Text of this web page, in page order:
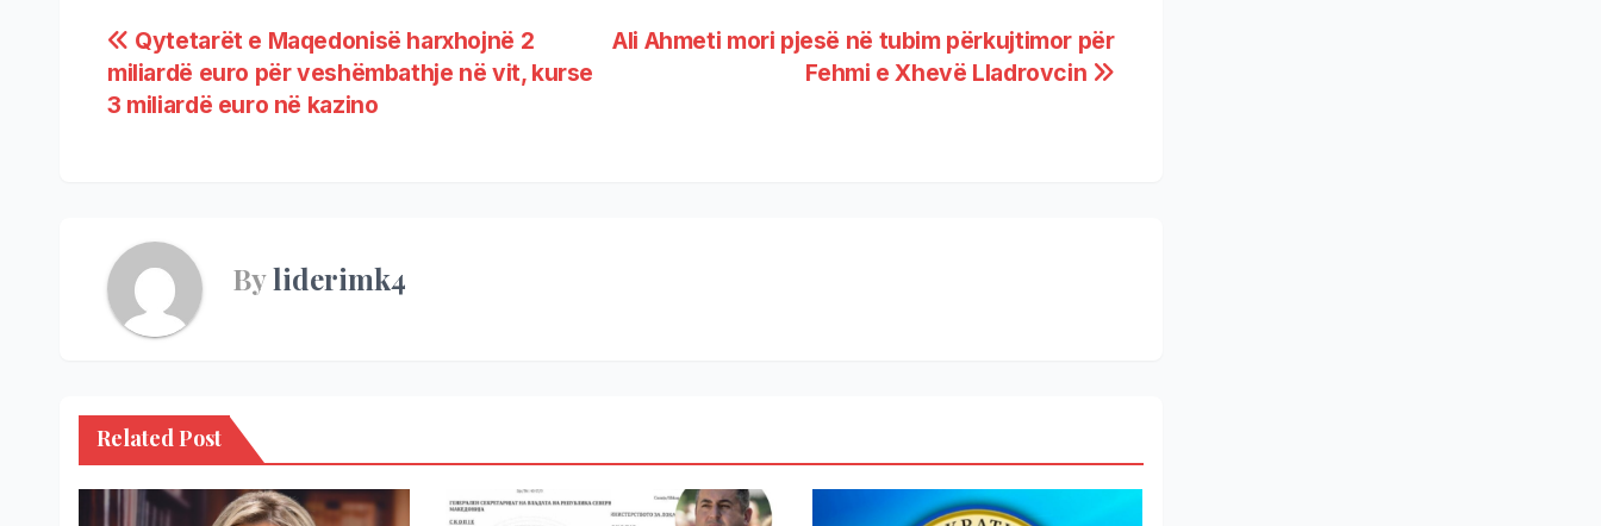
Ali Ahmeti mori pjesë në tubim përkujtimor për
Fehmi e Xhevë Lladrovcin
Qytetarët e Maqedonisë harxhojnë 2
miliardë euro për veshëmbathje në vit, kurse
3 miliardë euro në kazino
Byliderimk4
Related Post